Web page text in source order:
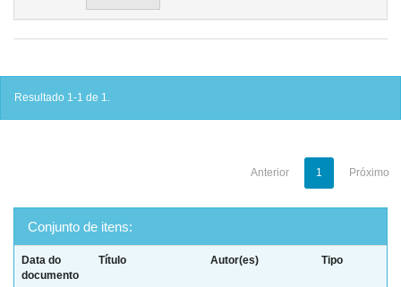
Resultado 1-1 de 1.
Anterior 1 Próximo
Conjunto de itens:
Data do
documento
Título Autor(es) Tipo